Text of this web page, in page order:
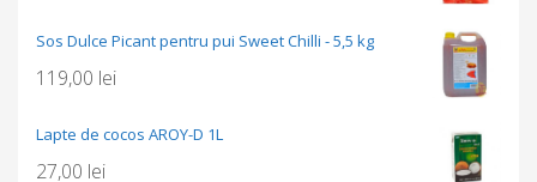
Sos Dulce Picant pentru pui Sweet Chilli - 5,5 kg
119,00 lei
Lapte de cocos AROY-D 1L
27,00 lei